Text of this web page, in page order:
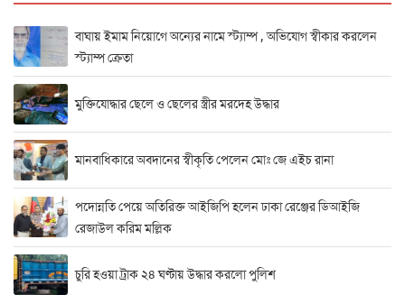
বাঘায় ইমাম নিয়োগে অন্যের নামে স্ট্যাম্প , অভিযোগ স্বীকার করলেন
স্ট্যাম্প ক্রেতা
মুক্তিযোদ্ধার ছেলে ও ছেলের স্ত্রীর মরদেহ উদ্ধার
মানবাধিকারে অবদানের স্বীকৃতি পেলেন মোঃ জে এইচ রানা
পদোন্নতি পেয়ে অতিরিক্ত আইজিপি হলেন ঢাকা রেঞ্জের ডিআইজি
রেজাউল করিম মল্লিক
চুরি হওয়া ট্রাক ২৪ ঘণ্টায় উদ্ধার করলো পুলিশ